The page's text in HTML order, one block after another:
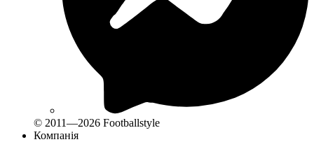
© 2011—2026 Footballstyle
Компанія